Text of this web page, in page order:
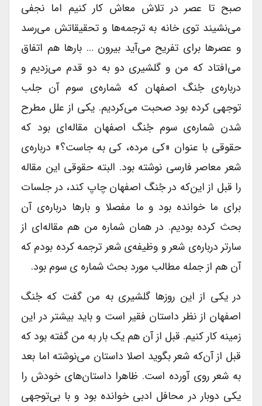
صبح تا عصر در تلاش معاش کار کنیم اما نجفی
می‌نشیند توی خانه به ترجمه‌ها و تحقیقاتش می‌رسد
و عصرها برای تفریح می‌آید بیرون … بارها هم اتفاق
می‌افتاد که من و گلشیری دو به دو قدم می‌زدیم و
درباره‌ی جُنگ اصفهان که شماره‌ی سوم آن جلب
توجهی کرده بود صحبت می‌کردیم. یکی از علل مطرح
شدن شماره‌ی سوم جُنگ اصفهان مقاله‌ای بود که
حقوقی با عنوان «کی مرده، کی به جاست؟» درباره‌ی
شعر معاصر فارسی نوشته بود. البته حقوقی این مقاله
را قبل از این‌که در جُنگ اصفهان چاپ کند، در جلسات
برای ما خوانده بود و ما مفصلا و بارها درباره‌ی آن
بحث کرده بودیم. در همان شماره من هم مقاله‌ای از
سارتر درباره‌ی شعر و وظیفه‌ی‌ شعر ترجمه کرده بودم که
آن هم از جمله مطالب مورد بحث شماره ‌ی سوم بود.
در یکی از این روزها گلشیری به من گفت که جُنگ
اصفهان از نظر داستان فقیر است و باید بیشتر در این
زمینه کار کنیم. قبل از آن هم یک بار به من گفته بود که
قبل از آن‌که شعر بگوید اصلا داستان می‌نوشته اما بعد
به شعر روی آورده است. ظاهرا داستان‌های خودش را
یکی دوبار در محافل ادبی خوانده بود و با بی‌توجهی